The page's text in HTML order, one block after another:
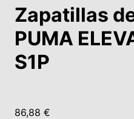
Zapatillas
PUMA
S1P
86,88 €